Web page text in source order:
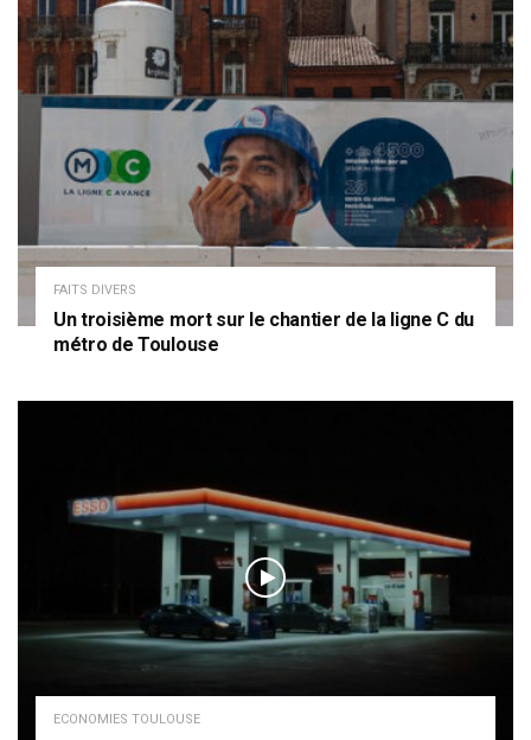
FAITS DIVERS
Un troisième mort sur le chantier de la ligne C du
métro de Toulouse
ECONOMIES TOULOUSE